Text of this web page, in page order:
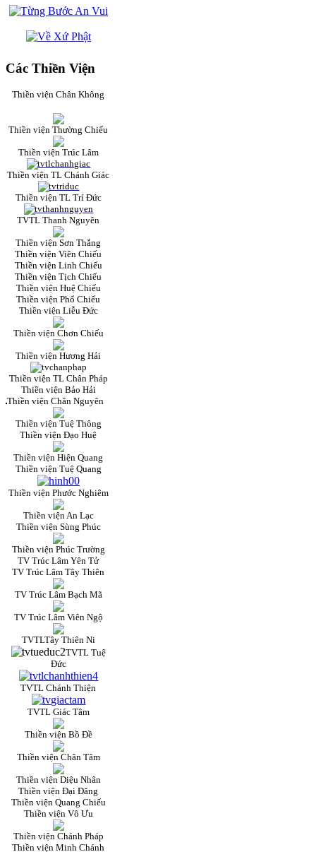
Các Thiền Viện
Thiền viện Chân Không
Thiền viện Thường Chiếu
Thiền viện Trúc Lâm
Thiền viện TL Chánh Giác
Thiền viện TL Trí Đức
TVTL Thanh Nguyên
Thiền viện Sơn Thắng
Thiền viện Viên Chiếu
Thiền viện Linh Chiếu
Thiền viện Tịch Chiếu
Thiền viện Huệ Chiếu
Thiền viện Phổ Chiếu
Thiền viện Liễu Đức
Thiền viện Chơn Chiếu
Thiền viện Hương Hải
Thiền viện TL Chân Pháp
Thiền viện Bảo Hải
Thiền viện Chân Nguyên
Thiền viện Tuệ Thông
Thiền viện Đạo Huệ
Thiền viện Hiện Quang
Thiền viện Tuệ Quang
Thiền viện Phước Nghiêm
Thiền viện An Lạc
Thiền viện Sùng Phúc
Thiền viện Phúc Trường
TV Trúc Lâm Yên Tử
TV Trúc Lâm Tây Thiên
TV Trúc Lâm Bạch Mã
TV Trúc Lâm Viên Ngộ
TVTLTây Thiên Ni
TVTL Tuệ
Đức
TVTL Chánh Thiện
TVTL Giác Tâm
Thiền viện Bồ Đề
Thiền viện Chân Tâm
Thiền viện Diệu Nhân
Thiền viện Đại Đăng
Thiền viện Quang Chiếu
Thiền viện Vô Ưu
Thiền viện Chánh Pháp
Thiền viện Minh Chánh